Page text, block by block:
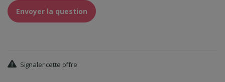
Envoyer la question
Signaler cette offre